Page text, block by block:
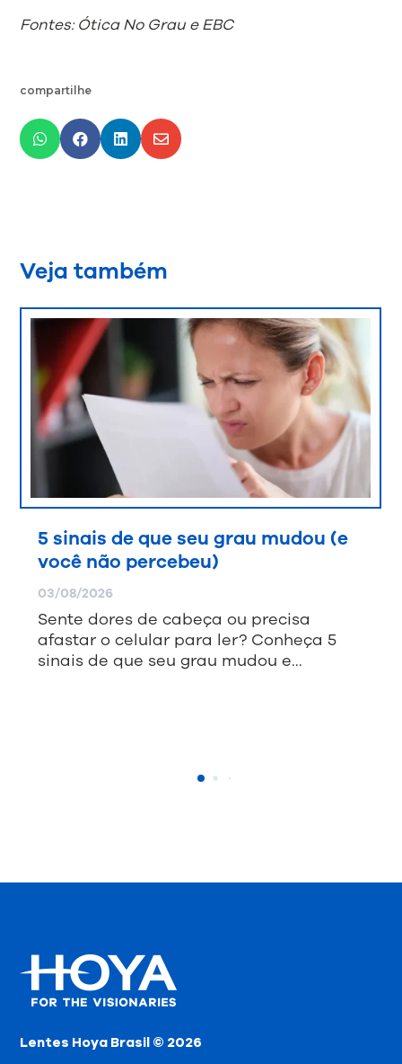
Fontes: Ótica No Grau e EBC
compartilhe
   
Veja também
5 sinais de que seu grau mudou (e
você não percebeu)
03/08/2026
Sente dores de cabeça ou precisa
afastar o celular para ler? Conheça 5
sinais de que seu grau mudou e…
Lentes Hoya Brasil © 2026